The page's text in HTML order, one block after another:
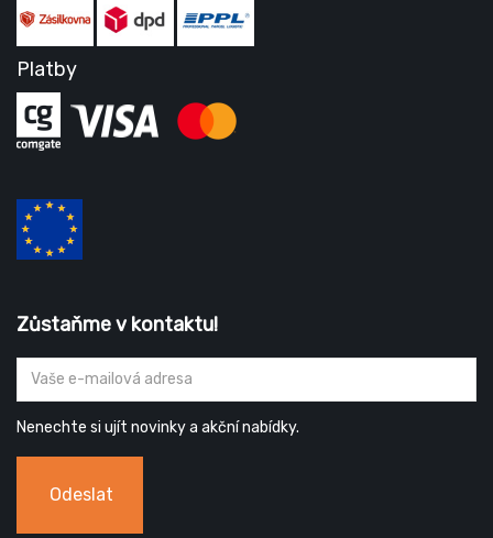
Platby
Zůstaňme v kontaktu!
Nenechte si ujít novinky a akční nabídky.
Odeslat